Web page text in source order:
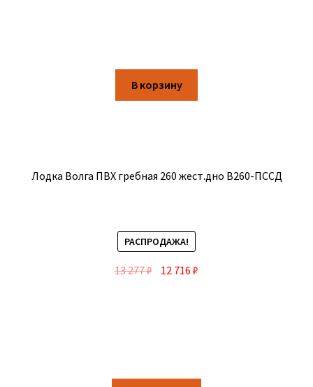
В корзину
Лодка Волга ПВХ гребная 260 жест.дно В260-ПССД
РАСПРОДАЖА!
13 277₽ 12 716₽